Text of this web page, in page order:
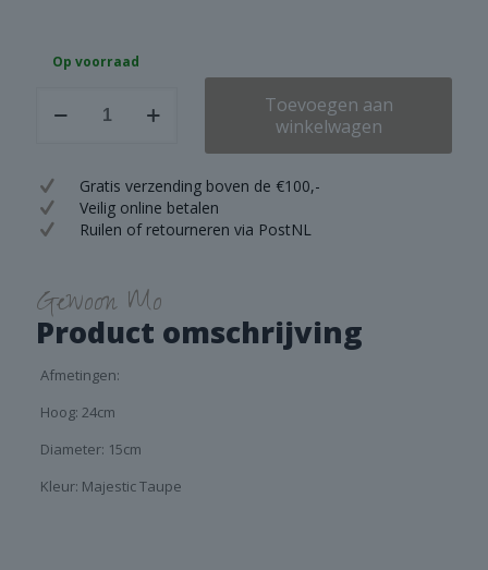
Op voorraad
Pot
with
Rope
Majestic
Taupe
Toevoegen aan
winkelwagen
Gratis verzending boven de €100,-
Veilig online betalen
Ruilen of retourneren via PostNL
Gewoon Mo
Product omschrijving
Afmetingen:
Hoog: 24cm
Diameter: 15cm
Kleur: Majestic Taupe